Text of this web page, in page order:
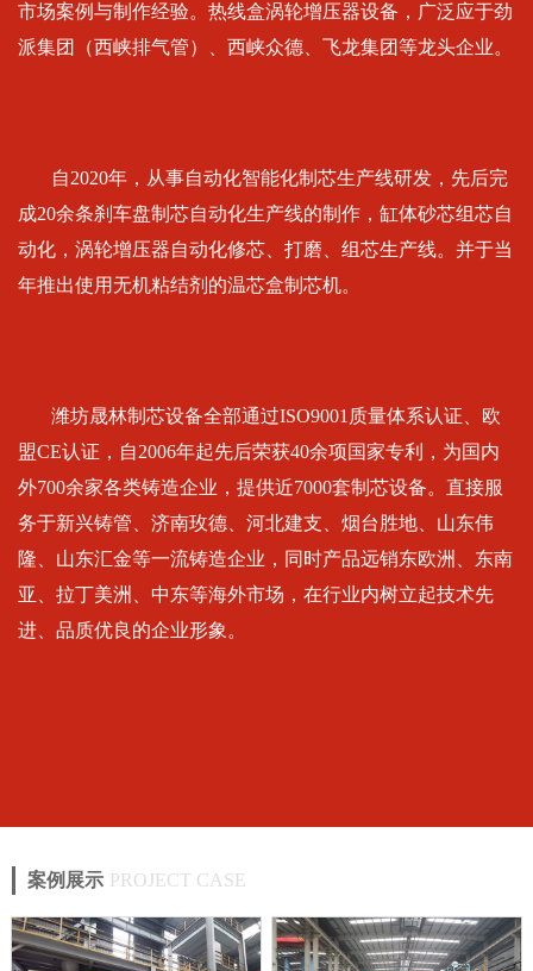
市场案例与制作经验。热线盒涡轮增压器设备，广泛应于劲
派集团（西峡排气管）、西峡众德、飞龙集团等龙头企业。
自2020年，从事自动化智能化制芯生产线研发，先后完
成20余条刹车盘制芯自动化生产线的制作，缸体砂芯组芯自
动化，涡轮增压器自动化修芯、打磨、组芯生产线。并于当
年推出使用无机粘结剂的温芯盒制芯机。
潍坊晟林制芯设备全部通过ISO9001质量体系认证、欧
盟CE认证，自2006年起先后荣获40余项国家专利，为国内
外700余家各类铸造企业，提供近7000套制芯设备。直接服
务于新兴铸管、济南玫德、河北建支、烟台胜地、山东伟
隆、山东汇金等一流铸造企业，同时产品远销东欧洲、东南
亚、拉丁美洲、中东等海外市场，在行业内树立起技术先
进、品质优良的企业形象。
案例展示 PROJECT CASE